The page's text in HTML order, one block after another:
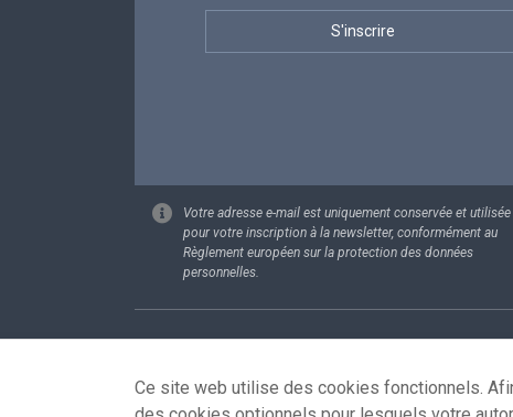
Votre adresse e-mail est uniquement conservée et utilisée
pour votre inscription à la newsletter, conformément au
Règlement européen sur la protection des données
personnelles.
Ce site web utilise des cookies fonctionnels.